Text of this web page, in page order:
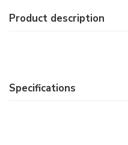
Product description
Specifications